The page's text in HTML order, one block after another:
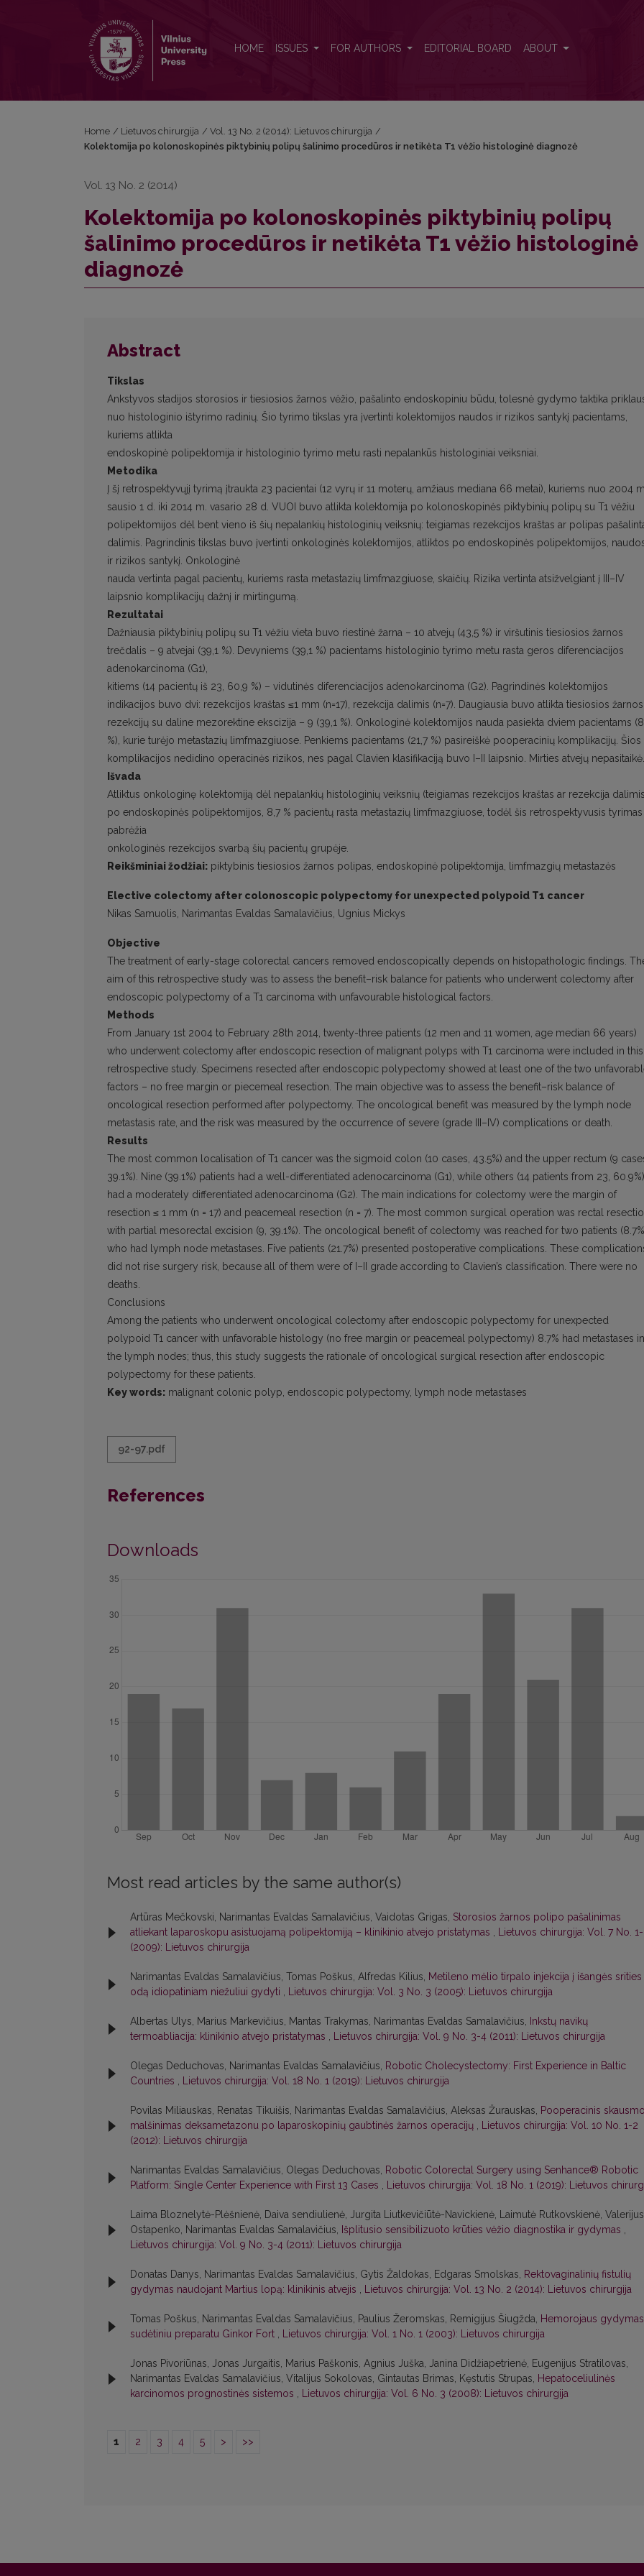
HOME ISSUES FOR AUTHORS EDITORIAL BOARD ABOUT
Home / Lietuvos chirurgija / Vol. 13 No. 2 (2014): Lietuvos chirurgija /
Kolektomija po kolonoskopinės piktybinių polipų šalinimo procedūros ir netikėta T1 vėžio histologinė diagnozė
Vol. 13 No. 2 (2014)
Kolektomija po kolonoskopinės piktybinių polipų
šalinimo procedūros ir netikėta T1 vėžio histologinė
diagnozė
Abstract
Tikslas
Ankstyvos stadijos storosios ir tiesiosios žarnos vėžio, pašalinto endoskopiniu būdu, tolesnė gydymo taktika
nuo histologinio ištyrimo radinių. Šio tyrimo tikslas yra įvertinti kolektomijos naudos ir rizikos santykį pacientams,
kuriems atlikta
endoskopinė polipektomija ir histologinio tyrimo metu rasti nepalankūs histologiniai veiksniai.
Metodika
Į šį retrospektyvųjį tyrimą įtraukta 23 pacientai (12 vyrų ir 11 moterų, amžiaus mediana 66 metai), kuriems nuo 2004
sausio 1 d. iki 2014 m. vasario 28 d. VUOI buvo atlikta kolektomija po kolonoskopinės piktybinių polipų su T1 vėžiu
polipektomijos dėl bent vieno iš šių nepalankių histologinių veiksnių: teigiamas rezekcijos kraštas ar polipas
dalimis. Pagrindinis tikslas buvo įvertinti onkologinės kolektomijos, atliktos po endoskopinės polipektomijos,
ir rizikos santykį. Onkologinė
nauda vertinta pagal pacientų, kuriems rasta metastazių limfmazgiuose, skaičių. Rizika vertinta atsižvelgiant į III–IV
laipsnio komplikacijų dažnį ir mirtingumą.
Rezultatai
Dažniausia piktybinių polipų su T1 vėžiu vieta buvo riestinė žarna – 10 atvejų (43,5 %) ir viršutinis tiesiosios žarnos
trečdalis – 9 atvejai (39,1 %). Devyniems (39,1 %) pacientams histologinio tyrimo metu rasta geros diferenciacijos
adenokarcinoma (G1),
kitiems (14 pacientų iš 23, 60,9 %) – vidutinės diferenciacijos adenokarcinoma (G2). Pagrindinės kolektomijos
indikacijos buvo dvi: rezekcijos kraštas ≤1 mm (n=17), rezekcija dalimis (n=7). Daugiausia buvo atlikta tiesiosios žarnos
rezekcijų su daline mezorektine ekscizija – 9 (39,1 %). Onkologinė kolektomijos nauda pasiekta dviem pacientams
%), kurie turėjo metastazių limfmazgiuose. Penkiems pacientams (21,7 %) pasireiškė pooperacinių komplikacijų. Šios
komplikacijos nedidino operacinės rizikos, nes pagal Clavien klasifikaciją buvo I–II laipsnio. Mirties atvejų nepasitaikė.
Išvada
Atliktus onkologinę kolektomiją dėl nepalankių histologinių veiksnių (teigiamas rezekcijos kraštas ar rezekcija
po endoskopinės polipektomijos, 8,7 % pacientų rasta metastazių limfmazgiuose, todėl šis retrospektyvusis tyrimas
pabrėžia
onkologinės rezekcijos svarbą šių pacientų grupėje.
Reikšminiai žodžiai: piktybinis tiesiosios žarnos polipas, endoskopinė polipektomija, limfmazgių metastazės
Elective colectomy after colonoscopic polypectomy for unexpected polypoid T1 cancer
Nikas Samuolis, Narimantas Evaldas Samalavičius, Ugnius Mickys
Objective
The treatment of early-stage colorectal cancers removed endoscopically depends on histopathologic findings.
aim of this retrospective study was to assess the benefit–risk balance for patients who underwent colectomy after
endoscopic polypectomy of a T1 carcinoma with unfavourable histological factors.
Methods
From January 1st 2004 to February 28th 2014, twenty-three patients (12 men and 11 women, age median 66 years)
who underwent colectomy after endoscopic resection of malignant polyps with T1 carcinoma were included in this
retrospective study. Specimens resected after endoscopic polypectomy showed at least one of the two
factors – no free margin or piecemeal resection. The main objective was to assess the benefit–risk balance of
oncological resection performed after polypectomy. The oncological benefit was measured by the lymph node
metastasis rate, and the risk was measured by the occurrence of severe (grade III–IV) complications or death.
Results
The most common localisation of T1 cancer was the sigmoid colon (10 cases, 43.5%) and the upper rectum (9
39.1%). Nine (39.1%) patients had a well-differentiated adenocarcinoma (G1), while others (14 patients from 23, 60.9%)
had a moderately differentiated adenocarcinoma (G2). The main indications for colectomy were the margin of
resection ≤ 1 mm (n = 17) and peacemeal resection (n = 7). The most common surgical operation was rectal
with partial mesorectal excision (9, 39.1%). The oncological benefit of colectomy was reached for two patients
who had lymph node metastases. Five patients (21.7%) presented postoperative complications. These
did not rise surgery risk, because all of them were of I–II grade according to Clavien’s classification. There were no
deaths.
Conclusions
Among the patients who underwent oncological colectomy after endoscopic polypectomy for unexpected
polypoid T1 cancer with unfavorable histology (no free margin or peacemeal polypectomy) 8.7% had metastases in
the lymph nodes; thus, this study suggests the rationale of oncological surgical resection after endoscopic
polypectomy for these patients.
Key words: malignant colonic polyp, endoscopic polypectomy, lymph node metastases
92-97.pdf
References
Downloads
Most read articles by the same author(s)
Artūras Mečkovski, Narimantas Evaldas Samalavičius, Vaidotas Grigas, Storosios žarnos polipo pašalinimas
atliekant laparoskopu asistuojamą polipektomiją – klinikinio atvejo pristatymas , Lietuvos chirurgija: Vol. 7 No.
(2009): Lietuvos chirurgija
Narimantas Evaldas Samalavičius, Tomas Poškus, Alfredas Kilius, Metileno mėlio tirpalo injekcija į išangės srities
odą idiopatiniam niežuliui gydyti , Lietuvos chirurgija: Vol. 3 No. 3 (2005): Lietuvos chirurgija
Albertas Ulys, Marius Markevičius, Mantas Trakymas, Narimantas Evaldas Samalavičius, Inkstų navikų
termoabliacija: klinikinio atvejo pristatymas , Lietuvos chirurgija: Vol. 9 No. 3-4 (2011): Lietuvos chirurgija
Olegas Deduchovas, Narimantas Evaldas Samalavičius, Robotic Cholecystectomy: First Experience in Baltic
Countries , Lietuvos chirurgija: Vol. 18 No. 1 (2019): Lietuvos chirurgija
Povilas Miliauskas, Renatas Tikuišis, Narimantas Evaldas Samalavičius, Aleksas Žurauskas, Pooperacinis
malšinimas deksametazonu po laparoskopinių gaubtinės žarnos operacijų , Lietuvos chirurgija: Vol. 10 No. 1-2
(2012): Lietuvos chirurgija
Narimantas Evaldas Samalavičius, Olegas Deduchovas, Robotic Colorectal Surgery using Senhance® Robotic
Platform: Single Center Experience with First 13 Cases , Lietuvos chirurgija: Vol. 18 No. 1 (2019): Lietuvos
Laima Bloznelytė-Plėšnienė, Daiva sendiulienė, Jurgita Liutkevičiūtė-Navickienė, Laimutė Rutkovskienė, Valerijus
Ostapenko, Narimantas Evaldas Samalavičius, Išplitusio sensibilizuoto krūties vėžio diagnostika ir gydymas ,
Lietuvos chirurgija: Vol. 9 No. 3-4 (2011): Lietuvos chirurgija
Donatas Danys, Narimantas Evaldas Samalavičius, Gytis Žaldokas, Edgaras Smolskas, Rektovaginalinių fistulių
gydymas naudojant Martius lopą: klinikinis atvejis , Lietuvos chirurgija: Vol. 13 No. 2 (2014): Lietuvos chirurgija
Tomas Poškus, Narimantas Evaldas Samalavičius, Paulius Žeromskas, Remigijus Šiugžda, Hemorojaus gydymas
sudėtiniu preparatu Ginkor Fort , Lietuvos chirurgija: Vol. 1 No. 1 (2003): Lietuvos chirurgija
Jonas Pivoriūnas, Jonas Jurgaitis, Marius Paškonis, Agnius Juška, Janina Didžiapetrienė, Eugenijus Stratilovas,
Narimantas Evaldas Samalavičius, Vitalijus Sokolovas, Gintautas Brimas, Kęstutis Strupas, Hepatoceliulinės
karcinomos prognostinės sistemos , Lietuvos chirurgija: Vol. 6 No. 3 (2008): Lietuvos chirurgija
1 2 3 4 5 > >>